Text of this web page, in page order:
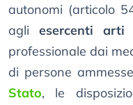
autonomi (articolo
agliesercenti arti
professionale dai
di persone
Stato, le